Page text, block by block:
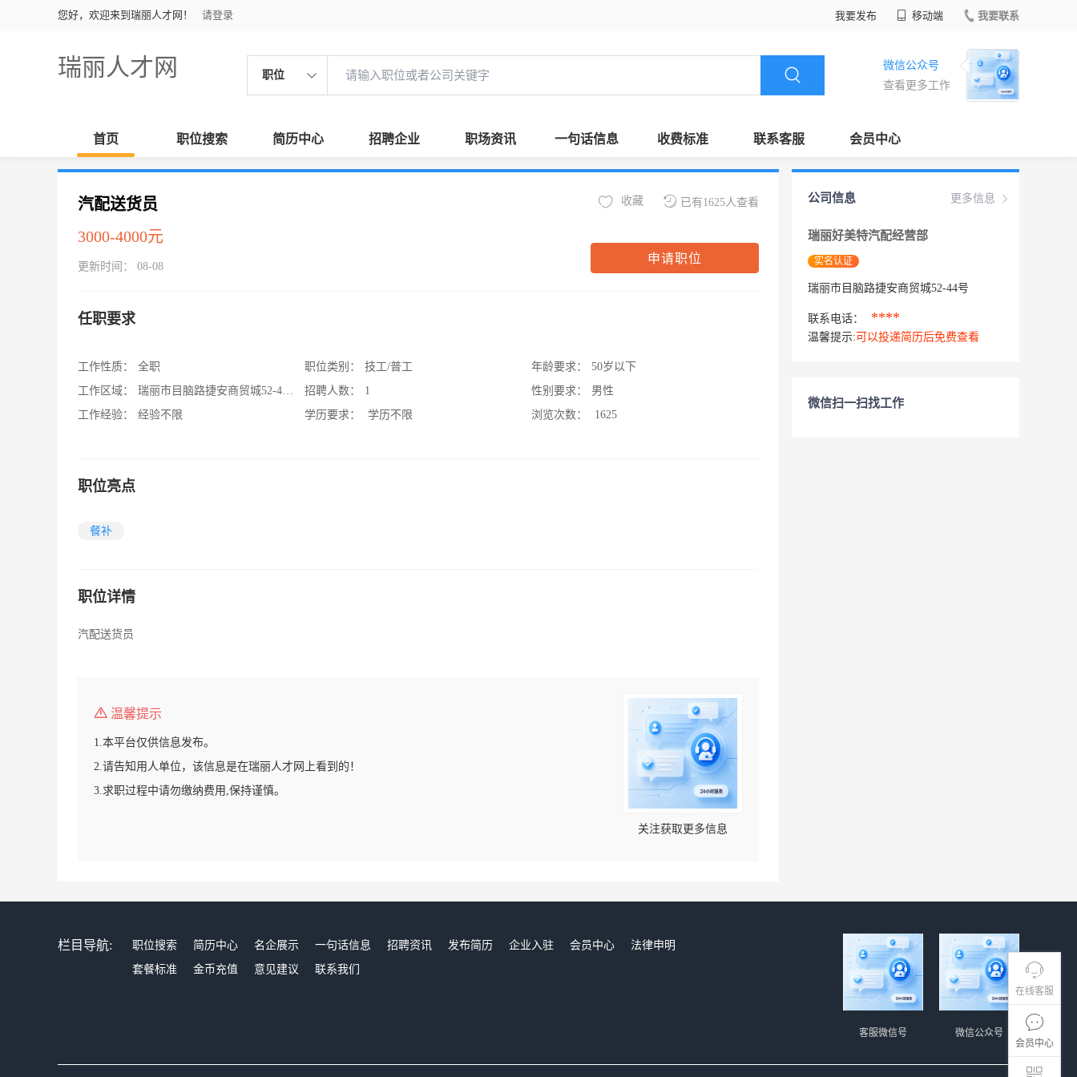
您好，欢迎来到瑞丽人才网！ 请登录 我要发布 移动端 我要联系
瑞丽人才网 职位
微信公众号
查看更多工作
首页 职位搜索 简历中心 招聘企业 职场资讯 一句话信息 收费标准 联系客服 会员中心
在线客服
会员中心
汽配送货员
3000-4000元
更新时间： 08-08
已有1625人查看
收藏
申请职位
任职要求
工作性质：
全职
工作区域：
瑞丽市目脑路捷安商贸城52-44号
工作经验：
经验不限
职位类别：
技工/普工
招聘人数：
1
学历要求：
学历不限
年龄要求：
50岁以下
性别要求：
男性
浏览次数：
1625
职位亮点
餐补
职位详情
汽配送货员
温馨提示
1.本平台仅供信息发布。
2.请告知用人单位，该信息是在瑞丽人才网上看到的！
3.求职过程中请勿缴纳费用,保持谨慎。
关注获取更多信息
更多信息
公司信息
瑞丽好美特汽配经营部
实名认证
瑞丽市目脑路捷安商贸城52-44号
联系电话： ****
温馨提示: 可以投递简历后免费查看
微信扫一扫找工作
栏目导航: 职位搜索 简历中心 名企展示 一句话信息 招聘资讯 发布简历 企业入驻 会员中心
法律申明
套餐标准
金币充值 意见建议 联系我们
微信公众号
客服微信号